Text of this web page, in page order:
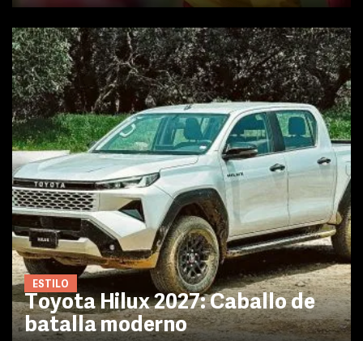
ESTILO
Toyota Hilux 2027: Caballo de
batalla moderno